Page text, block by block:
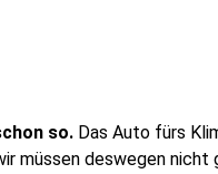
so. Das Auto fürs
müssen deswegen nicht